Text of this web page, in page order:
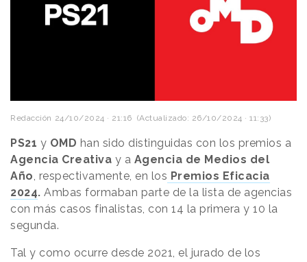
Redacción 24/10/2024 · 21:16 (Actualizado: 26/10/2024 · 11:33)
PS21 y OMD han sido distinguidas con los premios a
Agencia Creativa y a Agencia de Medios del
Año, respectivamente, en los Premios Eficacia
2024. Ambas formaban parte de la lista de agencias
con más casos finalistas, con 14 la primera y 10 la
segunda.
Tal y como ocurre desde 2021, el jurado de los